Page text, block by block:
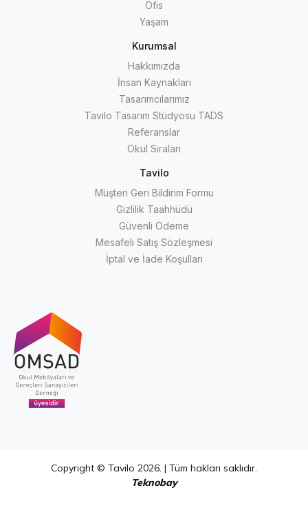
Ofis
Yaşam
Kurumsal
Hakkımızda
İnsan Kaynakları
Tasarımcılarımız
Tavilo Tasarım Stüdyosu TADS
Referanslar
Okul Sıraları
Tavilo
Müşteri Geri Bildirim Formu
Gizlilik Taahhüdü
Güvenli Ödeme
Mesafeli Satış Sözleşmesi
İptal ve İade Koşulları
Copyright © Tavilo 2026. | Tüm hakları saklıdır.
Teknobay